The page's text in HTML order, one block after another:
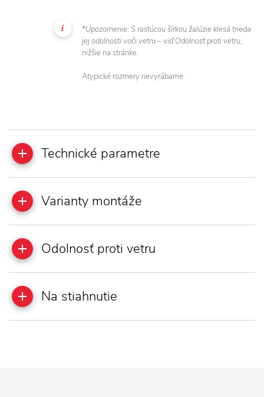
*Upozornenie: S rastúcou šírkou žalúzie klesá trieda
jej odolnosti voči vetru – viď Odolnosť proti vetru,
nižšie na stránke.
Atypické rozmery nevyrábame.
Technické parametre
Varianty montáže
Odolnosť proti vetru
Na stiahnutie